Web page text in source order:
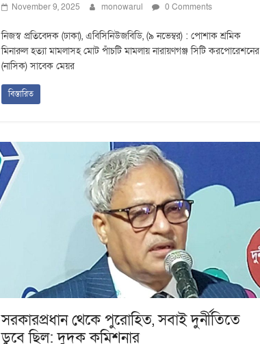
November 9, 2025 monowarul 0 Comments
নিজস্ব প্রতিবেদক (ঢাকা), এবিসিনিউজবিডি, (৯ নভেম্বর) : পোশাক শ্রমিক
মিনারুল হত্যা মামলাসহ মোট পাঁচটি মামলায় নারায়ণগঞ্জ সিটি করপোরেশনের
(নাসিক) সাবেক মেয়র
বিস্তারিত
সরকারপ্রধান থেকে পুরোহিত, সবাই দুর্নীতিতে
ডুবে ছিল: দুদক কমিশনার